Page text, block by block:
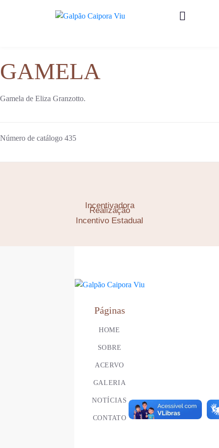
GAMELA
Gamela de Eliza Granzotto.
Número de catálogo 435
Realização
Incentivadora
Incentivo Estadual
Páginas
HOME
SOBRE
ACERVO
GALERIA
NOTÍCIAS
CONTATO